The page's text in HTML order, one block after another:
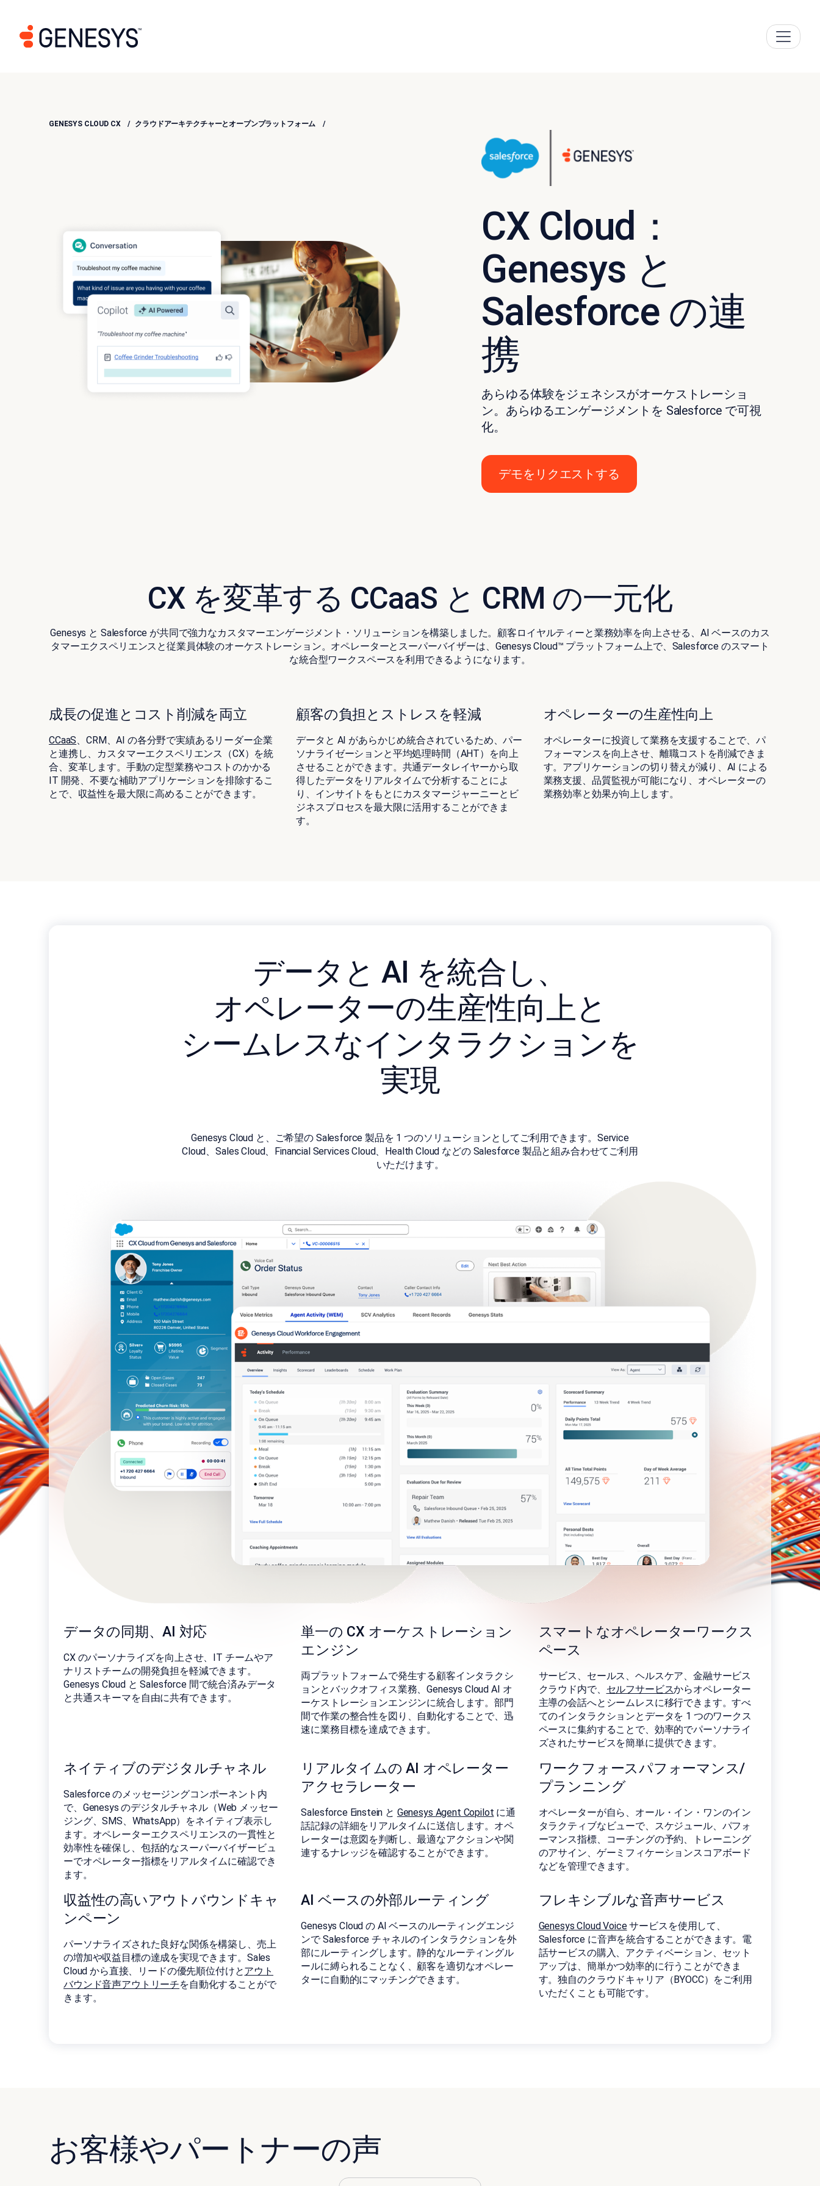
GENESYS CLOUD CX クラウドアーキテクチャーとオープンプラットフォーム
CX Cloud：
Genesys と
Salesforce の連
携
あらゆる体験をジェネシスがオーケストレーショ
ン。あらゆるエンゲージメントを Salesforce で可視
化。
デモをリクエストする
CX を変革する CCaaS と CRM の一元化
Genesys と Salesforce が共同で強力なカスタマーエンゲージメント・ソリューションを構築しました。顧客ロイヤルティーと業務効率を向上させる、AI ベースのカス
タマーエクスペリエンスと従業員体験のオーケストレーション。オペレーターとスーパーバイザーは、Genesys Cloud™ プラットフォーム上で、Salesforce のスマート
な統合型ワークスペースを利用できるようになります。
成長の促進とコスト削減を両立
CCaaS、CRM、AI の各分野で実績あるリーダー企業
と連携し、カスタマーエクスペリエンス（CX）を統
合、変革します。手動の定型業務やコストのかかる
IT 開発、不要な補助アプリケーションを排除するこ
とで、収益性を最大限に高めることができます。
顧客の負担とストレスを軽減
データと AI があらかじめ統合されているため、パー
ソナライゼーションと平均処理時間（AHT）を向上
させることができます。共通データレイヤーから取
得したデータをリアルタイムで分析することによ
り、インサイトをもとにカスタマージャーニーとビ
ジネスプロセスを最大限に活用することができま
す。
オペレーターの生産性向上
オペレーターに投資して業務を支援することで、パ
フォーマンスを向上させ、離職コストを削減できま
す。アプリケーションの切り替えが減り、AI による
業務支援、品質監視が可能になり、オペレーターの
業務効率と効果が向上します。
データと AI を統合し、
オペレーターの生産性向上と
シームレスなインタラクションを
実現
Genesys Cloud と、ご希望の Salesforce 製品を 1 つのソリューションとしてご利用できます。Service
Cloud、Sales Cloud、Financial Services Cloud、Health Cloud などの Salesforce 製品と組み合わせてご利用
いただけます。
データの同期、AI 対応
CX のパーソナライズを向上させ、IT チームやア
ナリストチームの開発負担を軽減できます。
Genesys Cloud と Salesforce 間で統合済みデータ
と共通スキーマを自由に共有できます。
単一の CX オーケストレーション
エンジン
両プラットフォームで発生する顧客インタラクシ
ョンとバックオフィス業務、Genesys Cloud AI オ
ーケストレーションエンジンに統合します。部門
間で作業の整合性を図り、自動化することで、迅
速に業務目標を達成できます。
スマートなオペレーターワークス
ペース
サービス、セールス、ヘルスケア、金融サービス
クラウド内で、 セルフサービスからオペレーター
主導の会話へとシームレスに移行できます。すべ
てのインタラクションとデータを 1 つのワークス
ペースに集約することで、効率的でパーソナライ
ズされたサービスを簡単に提供できます。
ネイティブのデジタルチャネル
Salesforce のメッセージングコンポーネント内
で、Genesys のデジタルチャネル（Web メッセー
ジング、SMS、WhatsApp）をネイティブ表示し
ます。オペレーターエクスペリエンスの一貫性と
効率性を確保し、包括的なスーパーバイザービュ
ーでオペレーター指標をリアルタイムに確認でき
ます。
リアルタイムの AI オペレーター
アクセラレーター
Salesforce Einstein と Genesys Agent Copilot に通
話記録の詳細をリアルタイムに送信します。オペ
レーターは意図を判断し、最適なアクションや関
連するナレッジを確認することができます。
ワークフォースパフォーマンス/
プランニング
オペレーターが自ら、オール・イン・ワンのイン
タラクティブなビューで、スケジュール、パフォ
ーマンス指標、コーチングの予約、トレーニング
のアサイン、ゲーミフィケーションスコアボード
などを管理できます。
収益性の高いアウトバウンドキャ
ンペーン
パーソナライズされた良好な関係を構築し、売上
の増加や収益目標の達成を実現できます。Sales
Cloud から直接、リードの優先順位付けとアウト
バウンド音声アウトリーチを自動化することがで
きます。
AI ベースの外部ルーティング
Genesys Cloud の AI ベースのルーティングエンジ
ンで Salesforce チャネルのインタラクションを外
部にルーティングします。静的なルーティングル
ールに縛られることなく、顧客を適切なオペレー
ターに自動的にマッチングできます。
フレキシブルな音声サービス
Genesys Cloud Voiceサービスを使用して、
Salesforce に音声を統合することができます。電
話サービスの購入、アクティベーション、セット
アップは、簡単かつ効率的に行うことができま
す。独自のクラウドキャリア（BYOCC）をご利用
いただくことも可能です。
お客様やパートナーの声